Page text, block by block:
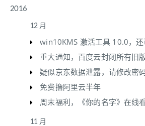
2016
12 月
win10KMS 激活工具 10.0，
重大通知，百度云封闭所有旧
疑似京东数据泄露，请修改密
免费撸阿里云半年
周末福利，《你的名字》在线
11 月